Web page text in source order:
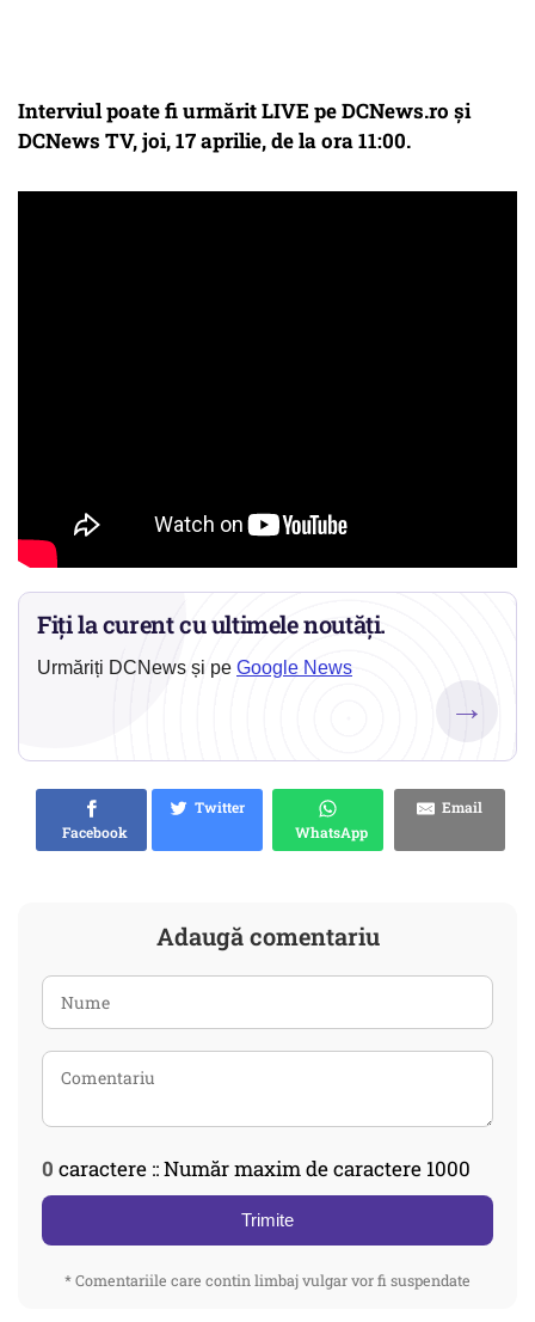
Interviul poate fi urmărit LIVE pe DCNews.ro și
DCNews TV, joi, 17 aprilie, de la ora 11:00.
Fiți la curent cu ultimele noutăți.
Urmăriți DCNews și pe Google News
→
Facebook
Twitter
WhatsApp
Email
Adaugă comentariu
0 caractere :: Număr maxim de caractere 1000
Trimite
* Comentariile care contin limbaj vulgar vor fi suspendate